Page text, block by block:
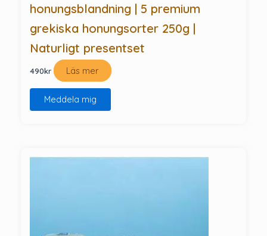
honungsblandning | 5 premium
grekiska honungsorter 250g |
Naturligt presentset
490kr Läs mer
Meddela mig